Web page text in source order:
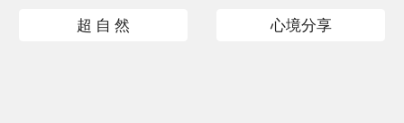
超 自 然 心境分享